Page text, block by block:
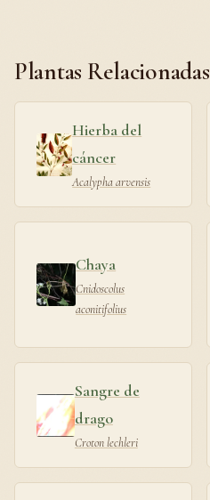
Plantas Relacionadas
Hierba del
cáncer
Acalypha arvensis
Chaya
Cnidoscolus
aconitifolius
Sangre de
drago
Croton lechleri